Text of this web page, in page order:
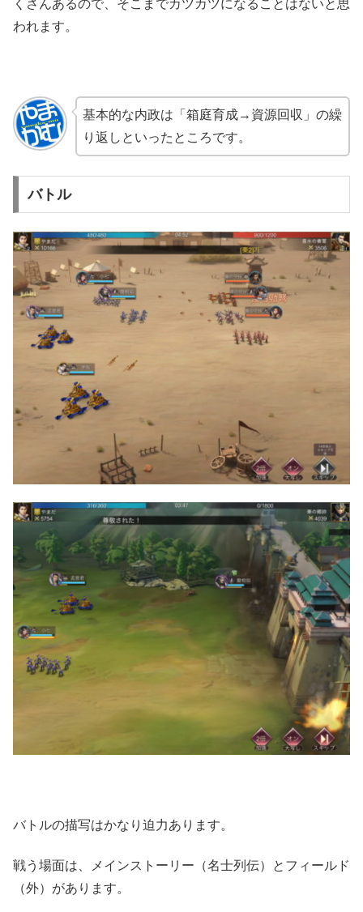
くさんあるので、そこまでカツカツになることはないと思
われます。
基本的な内政は「箱庭育成→資源回収」の繰
り返しといったところです。
バトル
バトルの描写はかなり迫力あります。
戦う場面は、メインストーリー（名士列伝）とフィールド
（外）があります。